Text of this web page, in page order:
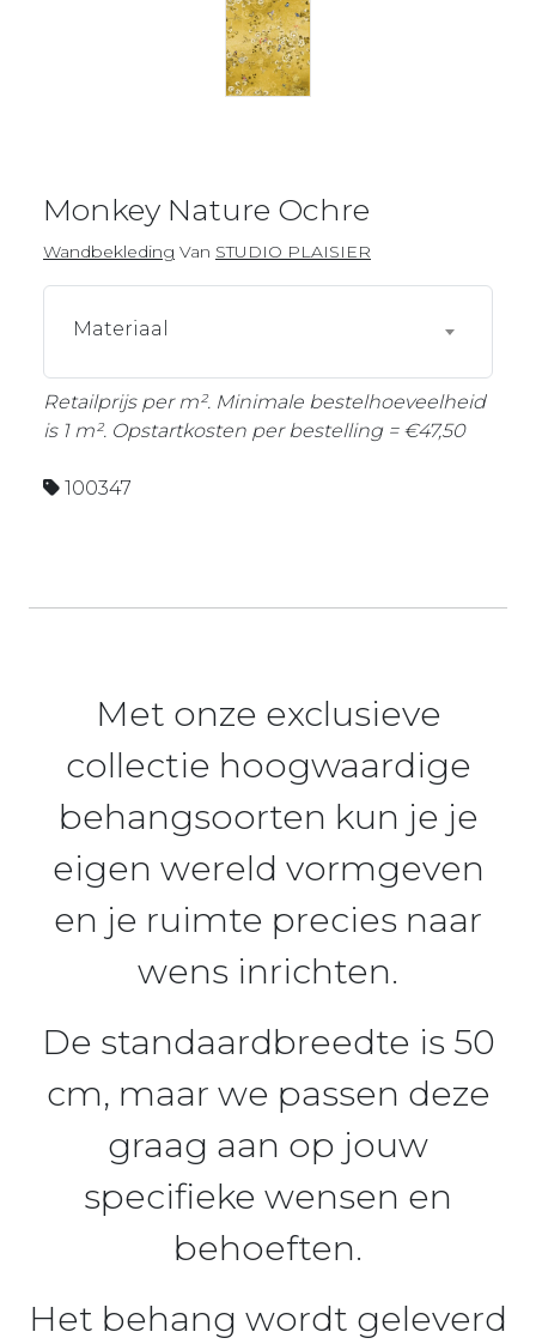
Monkey Nature Ochre
Wandbekleding Van STUDIO PLAISIER
Materiaal
Retailprijs per m². Minimale bestelhoeveelheid
is 1 m². Opstartkosten per bestelling = €47,50
100347
Met onze exclusieve
collectie hoogwaardige
behangsoorten kun je je
eigen wereld vormgeven
en je ruimte precies naar
wens inrichten.
De standaardbreedte is 50
cm, maar we passen deze
graag aan op jouw
specifieke wensen en
behoeften.
Het behang wordt geleverd